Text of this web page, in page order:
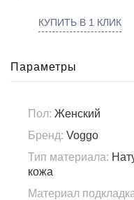
КУПИТЬ В 1 КЛИК
Параметры
Пол: Женский
Бренд: Voggo
Тип материала:
кожа
Материал